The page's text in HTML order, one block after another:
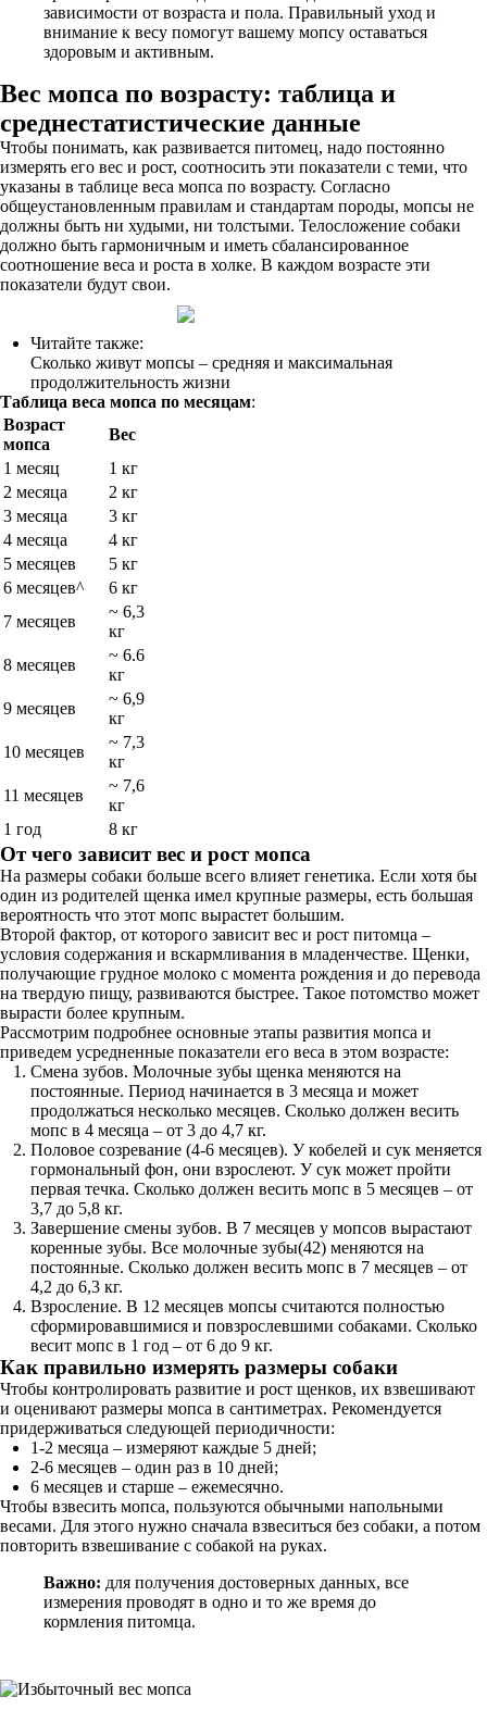
зависимости от возраста и пола. Правильный уход и
внимание к весу помогут вашему мопсу оставаться
здоровым и активным.
Вес мопса по возрасту: таблица и
среднестатистические данные
Чтобы понимать, как развивается питомец, надо постоянно
измерять его вес и рост, соотносить эти показатели с теми, что
указаны в таблице веса мопса по возрасту. Согласно
общеустановленным правилам и стандартам породы, мопсы не
должны быть ни худыми, ни толстыми. Телосложение собаки
должно быть гармоничным и иметь сбалансированное
соотношение веса и роста в холке. В каждом возрасте эти
показатели будут свои.
Читайте также:
Сколько живут мопсы – средняя и максимальная
продолжительность жизни
Таблица веса мопса по месяцам:
Возраст
мопса
Вес
1 месяц
1 кг
2 месяца
2 кг
3 месяца
3 кг
4 месяца
4 кг
5 месяцев
5 кг
6 месяцев^
6 кг
7 месяцев
~ 6,3
кг
8 месяцев
~ 6.6
кг
9 месяцев
~ 6,9
кг
10 месяцев
~ 7,3
кг
11 месяцев
~ 7,6
кг
1 год
8 кг
От чего зависит вес и рост мопса
На размеры собаки больше всего влияет генетика. Если хотя бы
один из родителей щенка имел крупные размеры, есть большая
вероятность что этот мопс вырастет большим.
Второй фактор, от которого зависит вес и рост питомца –
условия содержания и вскармливания в младенчестве. Щенки,
получающие грудное молоко с момента рождения и до перевода
на твердую пищу, развиваются быстрее. Такое потомство может
вырасти более крупным.
Рассмотрим подробнее основные этапы развития мопса и
приведем усредненные показатели его веса в этом возрасте:
Смена зубов. Молочные зубы щенка меняются на
постоянные. Период начинается в 3 месяца и может
продолжаться несколько месяцев. Сколько должен весить
мопс в 4 месяца – от 3 до 4,7 кг.
Половое созревание (4-6 месяцев). У кобелей и сук меняется
гормональный фон, они взрослеют. У сук может пройти
первая течка. Сколько должен весить мопс в 5 месяцев – от
3,7 до 5,8 кг.
Завершение смены зубов. В 7 месяцев у мопсов вырастают
коренные зубы. Все молочные зубы(42) меняются на
постоянные. Сколько должен весить мопс в 7 месяцев – от
4,2 до 6,3 кг.
Взросление. В 12 месяцев мопсы считаются полностью
сформировавшимися и повзрослевшими собаками. Сколько
весит мопс в 1 год – от 6 до 9 кг.
Как правильно измерять размеры собаки
Чтобы контролировать развитие и рост щенков, их взвешивают
и оценивают размеры мопса в сантиметрах. Рекомендуется
придерживаться следующей периодичности:
1-2 месяца – измеряют каждые 5 дней;
2-6 месяцев – один раз в 10 дней;
6 месяцев и старше – ежемесячно.
Чтобы взвесить мопса, пользуются обычными напольными
весами. Для этого нужно сначала взвеситься без собаки, а потом
повторить взвешивание с собакой на руках.
Важно: для получения достоверных данных, все
измерения проводят в одно и то же время до
кормления питомца.